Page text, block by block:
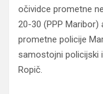
očividce prometne
20-30 (PPP Maribor)
prometne policije
samostojni policijski
Ropič.